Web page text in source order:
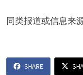
同类报道或信息来
SHARE